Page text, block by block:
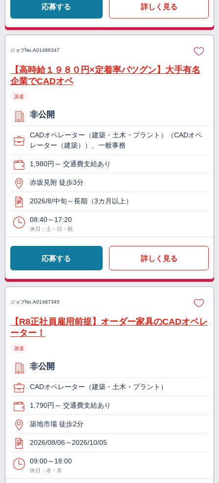
応募する 詳しく見る
ジョブNo. A01488347
【高時給１９８０円×定着率バツグン】大手有名
企業でCADオペ
派遣
非公開
CADオペレーター（建築・土木・プラント）（CADオペ
レーター（建築））、一般事務
1,980円～ 交通費支給あり
赤坂見附 徒歩3分
2026/8/中旬～長期（3カ月以上）
08:40～17:20
休日：土・日・祝
応募する 詳しく見る
ジョブNo. A01487345
【R8正社員雇用前提】オーダー家具のCADオペレ
ーター！
派遣
非公開
CADオペレーター（建築・土木・プラント）
1,790円～ 交通費支給あり
築地市場 徒歩2分
2026/08/06～2026/10/05
09:00～18:00
休日：水・木